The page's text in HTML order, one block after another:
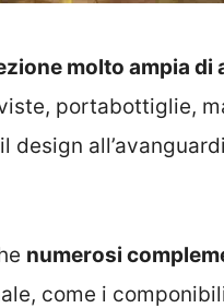
molto ampia di
portabottiglie,
numerosi
come i